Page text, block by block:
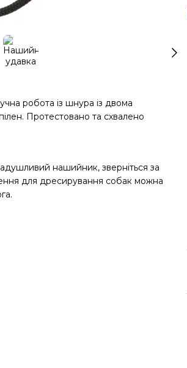
робота із шнура із двома
Протестовано та схвалено
нашийник, зверніться за
для дресирування собак можна